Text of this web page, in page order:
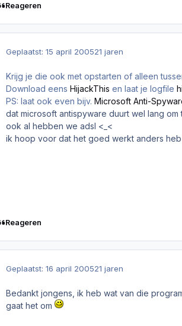
Reageren
Geplaatst: 15 april 200521 jaren
Krijg je die ook met opstarten of alleen
Download eens HijackThis en laat je logfile
PS: laat ook even bijv. Microsoft Anti-
dat microsoft antispyware duurt wel lang
ook al hebben we adsl <_<
ik hoop voor dat het goed werkt anders
Reageren
Geplaatst: 16 april 200521 jaren
Bedankt jongens, ik heb wat van die
gaat het om